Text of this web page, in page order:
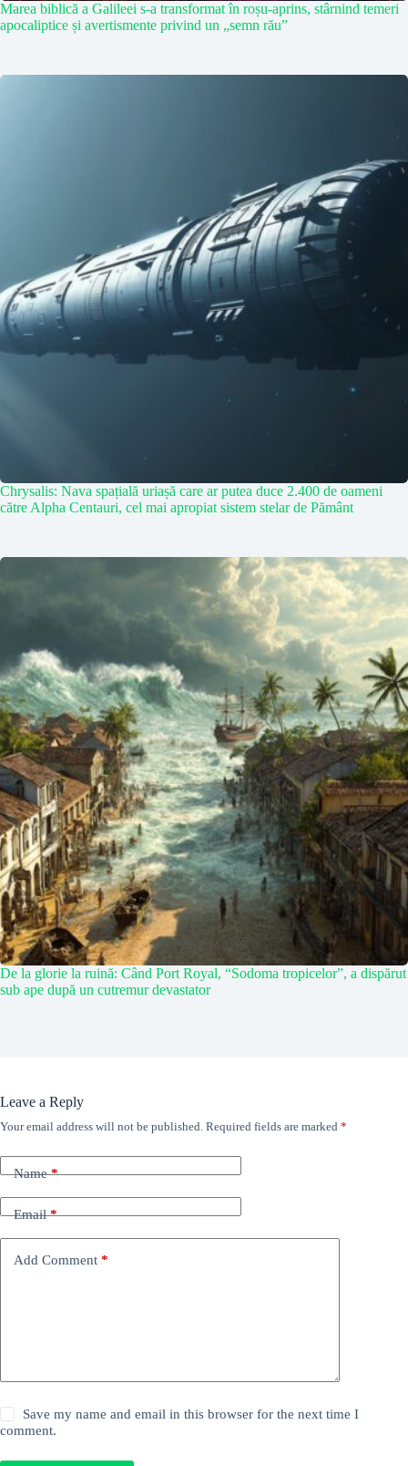
Marea biblică a Galileei s-a transformat în roșu-aprins, stârnind temeri
apocaliptice și avertismente privind un „semn rău”
Chrysalis: Nava spațială uriașă care ar putea duce 2.400 de oameni
către Alpha Centauri, cel mai apropiat sistem stelar de Pământ
De la glorie la ruină: Când Port Royal, “Sodoma tropicelor”, a dispărut
sub ape după un cutremur devastator
Leave a Reply
Your email address will not be published. Required fields are marked *
Name*
Email*
Add Comment *
Save my name and email in this browser for the next time I
comment.